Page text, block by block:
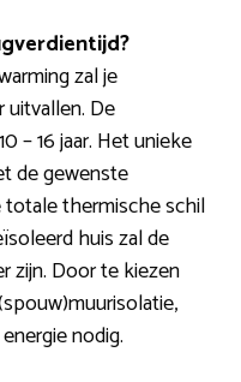
zal je
uitvallen. De
– 16 jaar. Het unieke
de gewenste
totale thermische schil
huis zal de
zijn. Door te kiezen
nodig.